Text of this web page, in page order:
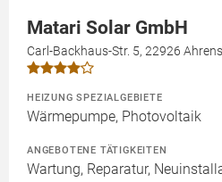
Matari Solar GmbH
Carl-Backhaus-Str. 5, 22926
HEIZUNG SPEZIALGEBIETE
Wärmepumpe, Photovoltaik
ANGEBOTENE TÄTIGKEITEN
Wartung, Reparatur,